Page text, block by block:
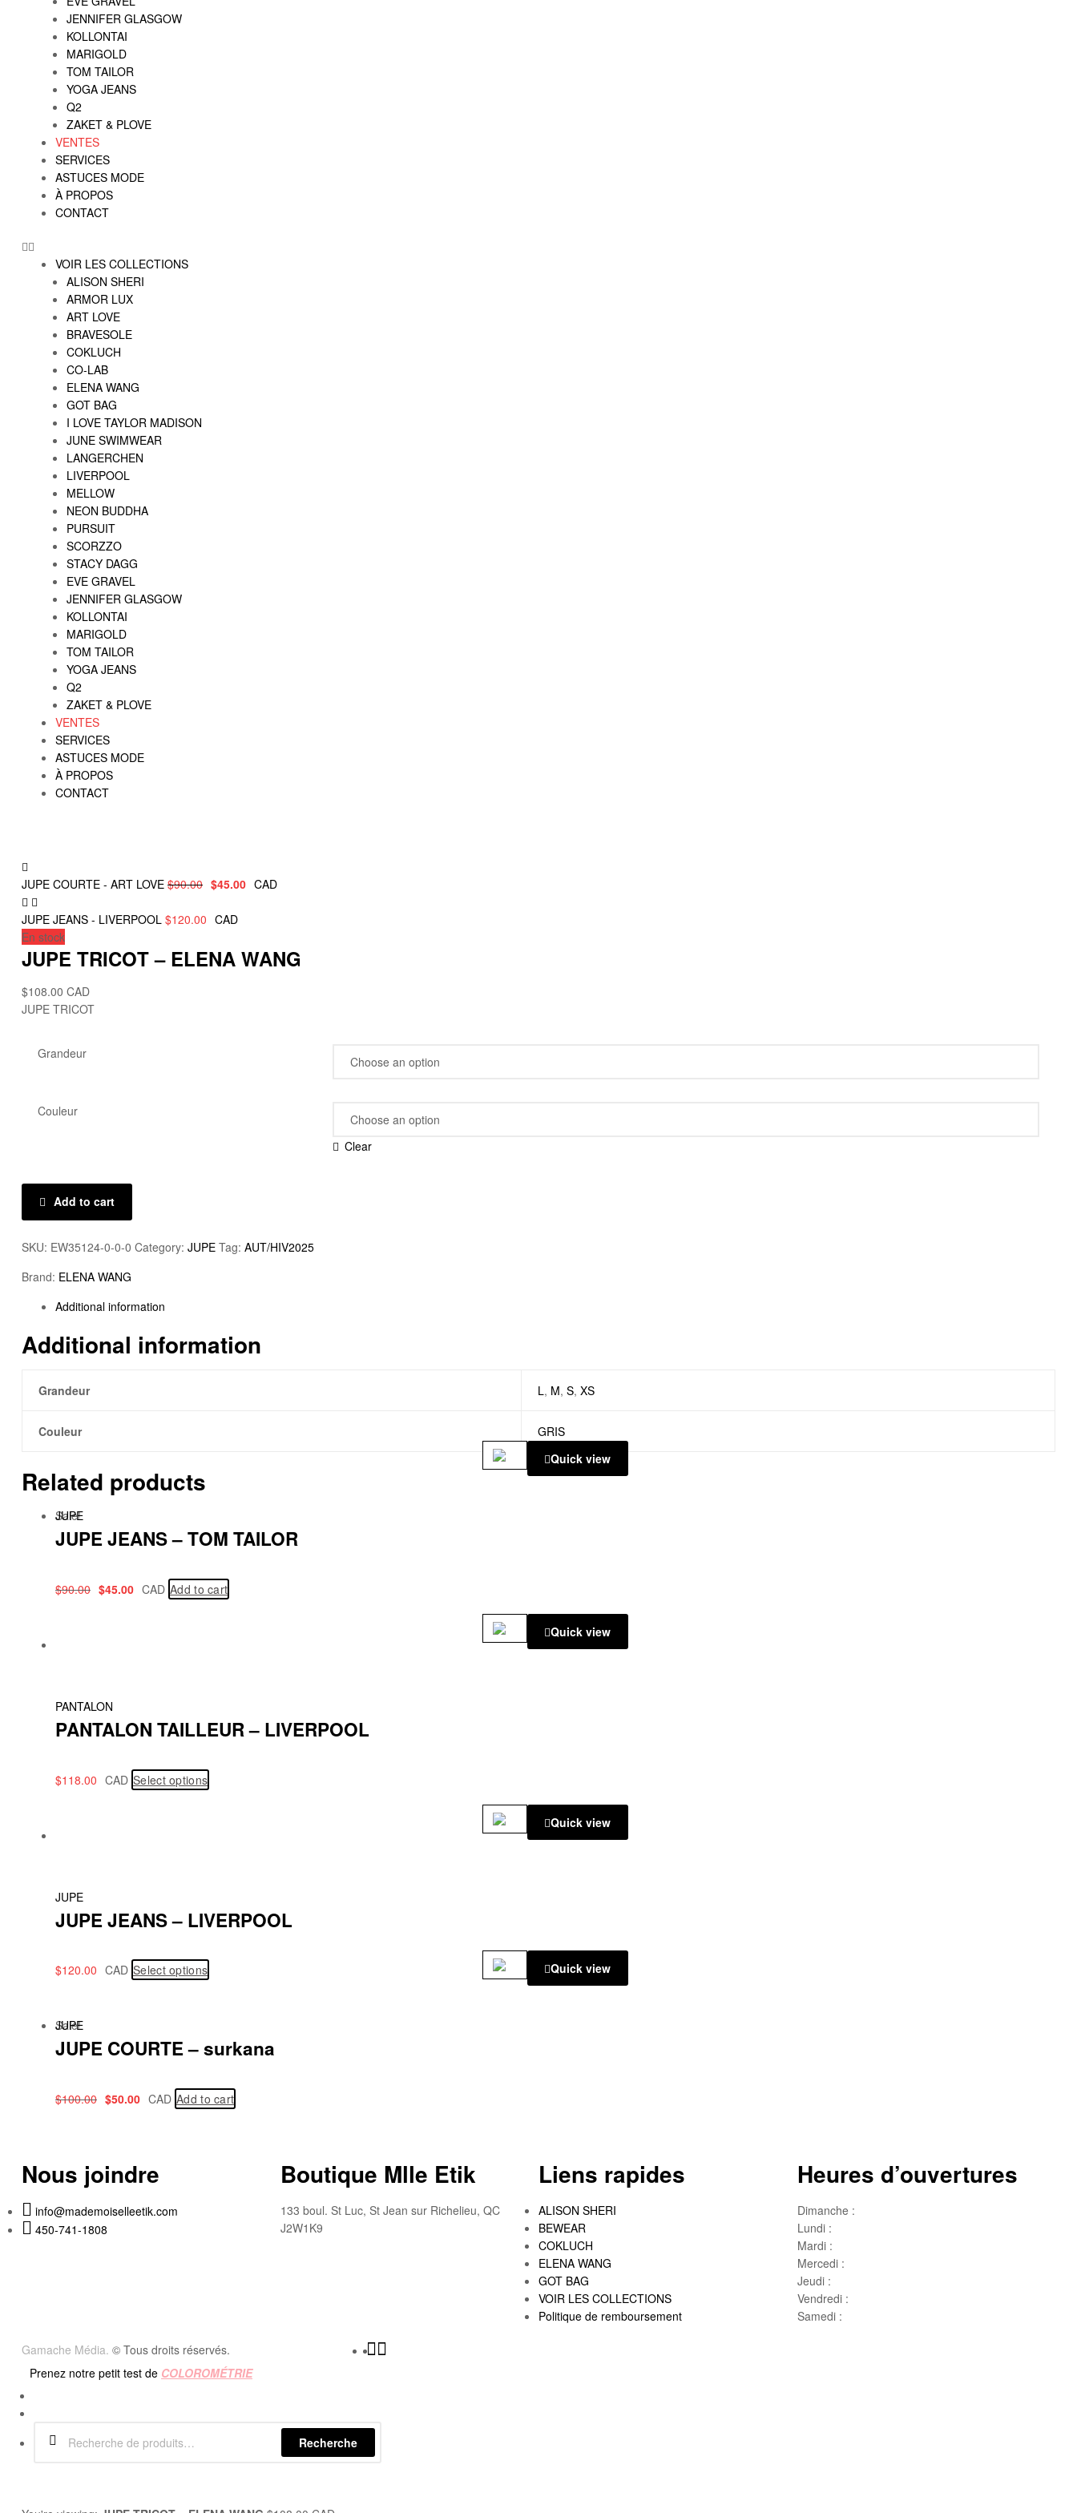
JENNIFER GLASGOW
KOLLONTAI
MARIGOLD
TOM TAILOR
YOGA JEANS
Q2
ZAKET & PLOVE
VENTES
SERVICES
ASTUCES MODE
À PROPOS
CONTACT
VOIR LES COLLECTIONS
ALISON SHERI
ARMOR LUX
ART LOVE
BRAVESOLE
COKLUCH
CO-LAB
ELENA WANG
GOT BAG
I LOVE TAYLOR MADISON
JUNE SWIMWEAR
LANGERCHEN
LIVERPOOL
MELLOW
NEON BUDDHA
PURSUIT
SCORZZO
STACY DAGG
EVE GRAVEL
JENNIFER GLASGOW
KOLLONTAI
MARIGOLD
TOM TAILOR
YOGA JEANS
Q2
ZAKET & PLOVE
VENTES
SERVICES
ASTUCES MODE
À PROPOS
CONTACT
JUPE COURTE - ART LOVE $90.00 $45.00 CAD
JUPE JEANS - LIVERPOOL $120.00 CAD
En stock
JUPE TRICOT – ELENA WANG
$108.00 CAD
JUPE TRICOT
Grandeur
Couleur
Clear
Add to cart
SKU: EW35124-0-0-0 Category: JUPE Tag: AUT/HIV2025
Brand: ELENA WANG
Additional information
Additional information
Grandeur L, M, S, XS
Couleur GRIS
Related products
Sale!
Quick view
JUPE
JUPE JEANS – TOM TAILOR
$90.00 $45.00 CAD Add to cart
Quick view
PANTALON
PANTALON TAILLEUR – LIVERPOOL
$118.00 CAD Select options
Quick view
JUPE
JUPE JEANS – LIVERPOOL
$120.00 CAD Select options
Sale!
Quick view
JUPE
JUPE COURTE – surkana
$100.00 $50.00 CAD Add to cart
Nous joindre
info@mademoiselleetik.com
450-741-1808
Boutique Mlle Etik
133 boul. St Luc, St Jean sur Richelieu, QC
J2W1K9
Liens rapides
ALISON SHERI
BEWEAR
COKLUCH
ELENA WANG
GOT BAG
VOIR LES COLLECTIONS
Politique de remboursement
Heures d’ouvertures
Dimanche :
Lundi :
Mardi :
Mercedi :
Jeudi :
Vendredi :
Samedi :
Gamache Média. © Tous droits réservés.
Prenez notre petit test de COLOROMÉTRIE
Recherche